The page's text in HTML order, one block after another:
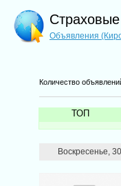
Объявления
Количество
ТОП
Воскресенье,